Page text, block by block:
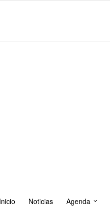
Inicio Noticias Agenda